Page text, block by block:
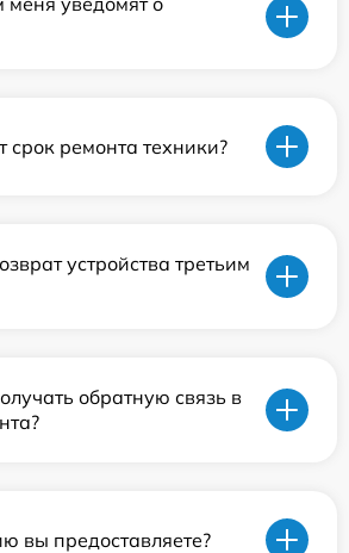
срок ремонта техники?
устройства третьим
обратную связь в
вы предоставляете?